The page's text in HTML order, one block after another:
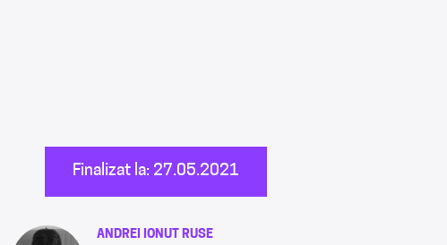
Finalizat la: 27.05.2021
ANDREI IONUT RUSE